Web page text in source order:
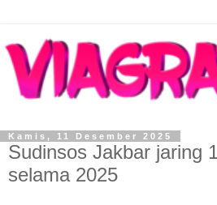
Kamis, 11 Desember 2025
Sudinsos Jakbar jaring
selama 2025